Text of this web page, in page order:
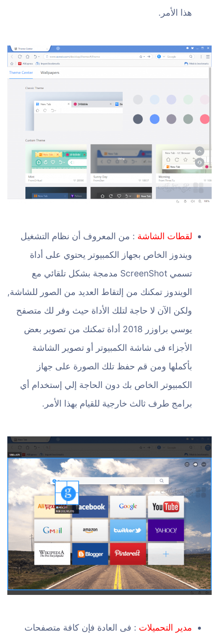
هذا الأمر.
لقطات الشاشة : من المعروف أن نظام التشغيل
ويندوز الخاص بجهاز الكمبيوتر يحتوي على أداة
تسمي ScreenShot مدمجة بشكل تلقائي مع
الويندوز تمكنك من إلتقاط العديد من الصور للشاشة,
ولكن الآن لا حاجة لتلك الأداة حيث وفر لك متصفح
يوسي براوزر 2018 أداة تمكنك من تصوير بعض
الأجزاء فى شاشة الكمبيوتر أو تصوير الشاشة
بأكملها ومن قم حفظ تلك الصورة على جهاز
الكمبيوتر الخاص بك دون الحاجة إلي إستخدام أي
برامج طرف ثالث خارجية للقيام بهذا الأمر.
مدير التحميلات : فى العادة فإن كافة متصفحات